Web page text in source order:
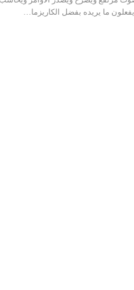
ما يريده بفضل الكاريزما…